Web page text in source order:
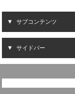
サブコンテンツ
サイドバー